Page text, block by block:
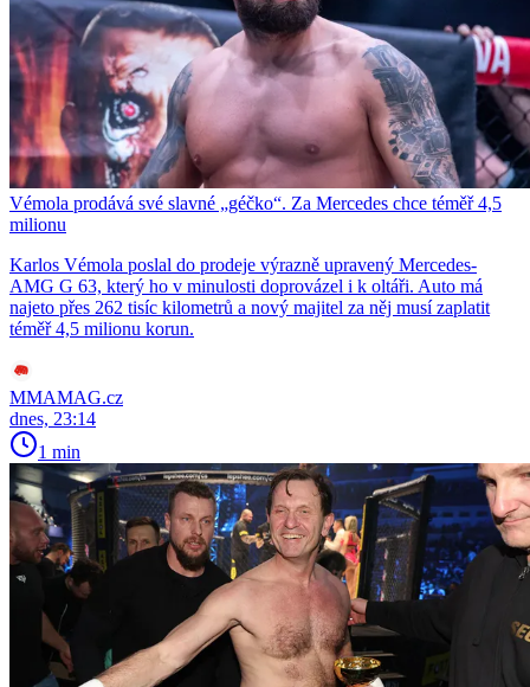
Vémola prodává své slavné „géčko“. Za Mercedes chce téměř 4,5
milionu
Karlos Vémola poslal do prodeje výrazně upravený Mercedes-
AMG G 63, který ho v minulosti doprovázel i k oltáři. Auto má
najeto přes 262 tisíc kilometrů a nový majitel za něj musí zaplatit
téměř 4,5 milionu korun.
MMAMAG.cz
dnes, 23:14
1 min